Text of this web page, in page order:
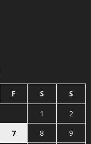
F S S
1
2
7 8
9